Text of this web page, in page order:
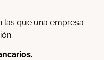
las que una empresa